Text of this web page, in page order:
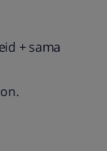
+ sama